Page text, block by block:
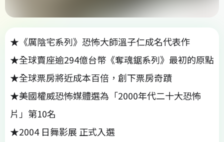
★《厲陰宅系列》恐怖大師溫子仁成名代表作
★全球賣座逾294億台幣《奪魂鋸系列》最初的原點
★全球票房將近成本百倍，創下票房奇蹟
★美國權威恐怖媒體選為「2000年代二十大恐怖
片」第10名
★2004 日舞影展 正式入選